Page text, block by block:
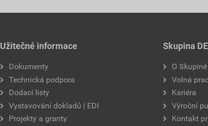
Užitečné informace
Dokumenty
Technická podpora
Dodací listy
Vystavování dokladů | EDI
Projekty a granty
Skupina
O
Volná
Kariéra
Výroční
Kontakt